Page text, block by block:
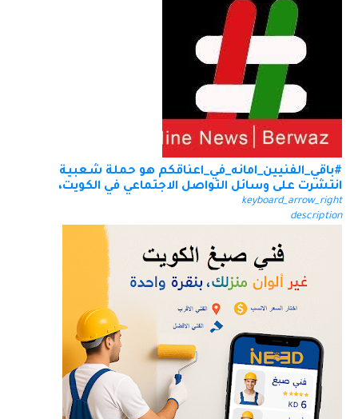
#باقي_الفنيين_امانه_في_اعناقكم هو حملة شعبية
انتشرت على وسائل التواصل الاجتماعي في الكويت،
keyboard_arrow_right
description